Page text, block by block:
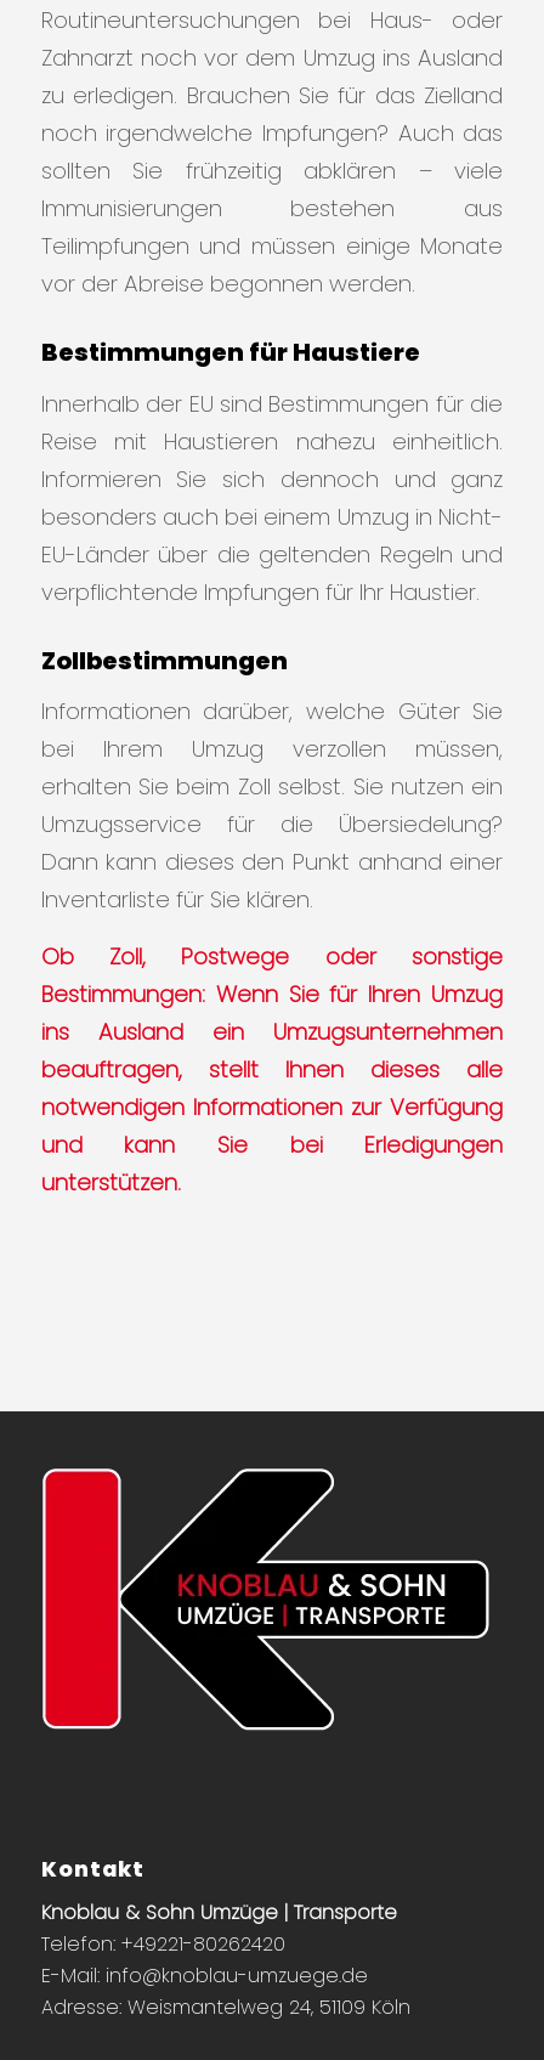
Routineuntersuchungen bei Haus- oder
Zahnarzt noch vor dem Umzug ins Ausland
zu erledigen. Brauchen Sie für das Zielland
noch irgendwelche Impfungen? Auch das
sollten Sie frühzeitig abklären – viele
Immunisierungen bestehen aus
Teilimpfungen und müssen einige Monate
vor der Abreise begonnen werden.
Bestimmungen für Haustiere
Innerhalb der EU sind Bestimmungen für die
Reise mit Haustieren nahezu einheitlich.
Informieren Sie sich dennoch und ganz
besonders auch bei einem Umzug in Nicht-
EU-Länder über die geltenden Regeln und
verpflichtende Impfungen für Ihr Haustier.
Zollbestimmungen
Informationen darüber, welche Güter Sie
bei Ihrem Umzug verzollen müssen,
erhalten Sie beim Zoll selbst. Sie nutzen ein
Umzugsservice für die Übersiedelung?
Dann kann dieses den Punkt anhand einer
Inventarliste für Sie klären.
Ob Zoll, Postwege oder sonstige
Bestimmungen: Wenn Sie für Ihren Umzug
ins Ausland ein Umzugsunternehmen
beauftragen, stellt Ihnen dieses alle
notwendigen Informationen zur Verfügung
und kann Sie bei Erledigungen
unterstützen.
Kontakt
Knoblau & Sohn Umzüge | Transporte
Telefon: +49221-80262420
E-Mail: info@knoblau-umzuege.de
Adresse: Weismantelweg 24, 51109 Köln